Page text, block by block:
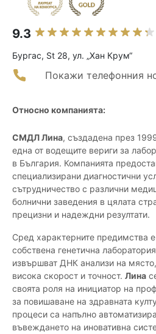
9.3
Бургас, St 28, ул. „Хан Крум“
Покажи телефонния
Относно компанията:
СМДЛ Лина, създадена през
една от водещите вериги за
в България. Компанията
специализирани диагностични
сътрудничество с различни
болнични заведения в цялата
прецизни и надеждни резултати.
Сред характерните предимства
собствена генетична
извършват ДНК анализи на
висока скорост и точност. Лина
своята роля на инициатор на
за повишаване на здравната
процеси са напълно
въвеждането на иновативна